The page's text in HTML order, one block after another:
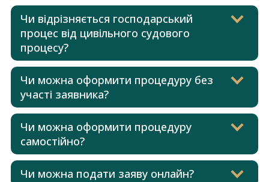
Чи відрізняється господарський
процес від цивільного судового
процесу?
Чи можна оформити процедуру без
участі заявника?
Чи можна оформити процедуру
самостійно?
Чи можна подати заяву онлайн?